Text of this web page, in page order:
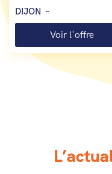
DIJON
Voir l'offre